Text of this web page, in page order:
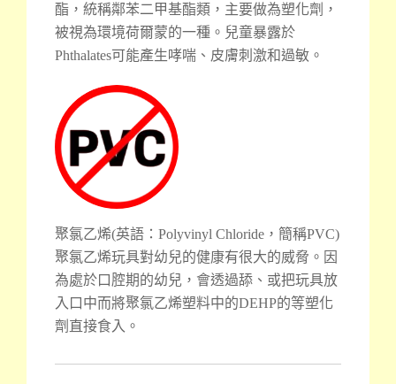
酯，統稱鄰苯二甲基酯類，主要做為塑化劑，
被視為環境荷爾蒙的一種。兒童暴露於
Phthalates可能產生哮喘、皮膚刺激和過敏。
聚氯乙烯(英語：Polyvinyl Chloride，簡稱PVC)
聚氯乙烯玩具對幼兒的健康有很大的威脅。因
為處於口腔期的幼兒，會透過舔、或把玩具放
入口中而將聚氯乙烯塑料中的DEHP的等塑化
劑直接食入。